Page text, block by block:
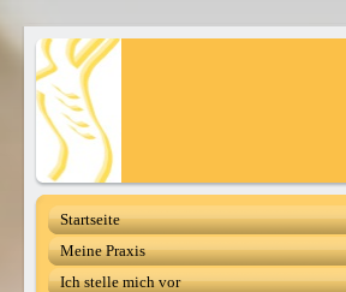
Startseite
Meine Praxis
Ich stelle mich vor